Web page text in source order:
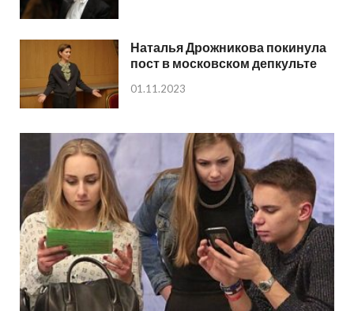
Наталья Дрожникова покинула
пост в московском депкульте
01.11.2023